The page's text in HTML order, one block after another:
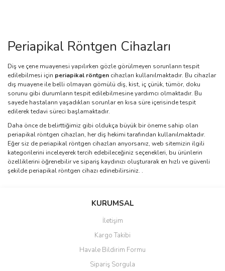
Periapikal Röntgen Cihazları
Diş ve çene muayenesi yapılırken gözle görülmeyen sorunların tespit
edilebilmesi için periapikal röntgen cihazları kullanılmaktadır. Bu cihazlar
dış muayene ile belli olmayan gömülü diş, kist, iç çürük, tümör, doku
sorunu gibi durumların tespit edilebilmesine yardımcı olmaktadır. Bu
sayede hastaların yaşadıkları sorunlar en kısa süre içerisinde tespit
edilerek tedavi süreci başlamaktadır.
Daha önce de belirttiğimiz gibi oldukça büyük bir öneme sahip olan
periapikal röntgen cihazları, her diş hekimi tarafından kullanılmaktadır.
Eğer siz de periapikal röntgen cihazları arıyorsanız, web sitemizin ilgili
kategorilerini inceleyerek tercih edebileceğiniz seçenekleri, bu ürünlerin
özelliklerini öğrenebilir ve sipariş kaydınızı oluşturarak en hızlı ve güvenli
şekilde periapikal röntgen cihazı edinebilirsiniz. .
KURUMSAL
İletişim
Kargo Takibi
Havale Bildirim Formu
Sipariş Sorgula